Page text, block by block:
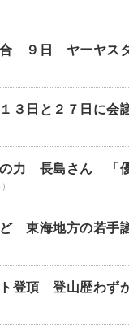
合 ９日 ヤーヤス
３日と２７日に会
の力 長島さん 「
東海地方の若手
登頂 登山歴わず